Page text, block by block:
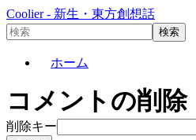
Coolier - 新生・東方創想話
ホーム
コメントの削除
削除キー